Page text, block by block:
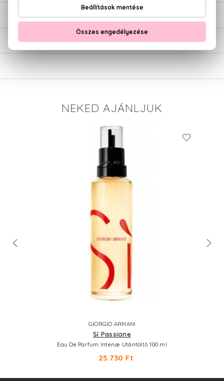
ÉRTÉKELÉSEK (0)
SZÁLLÍTÁS
NEKED AJÁNLJUK
GIORGIO ARMANI
Sí Passione
Eau De Parfum Intense Utántöltő 100 ml
25.730 Ft